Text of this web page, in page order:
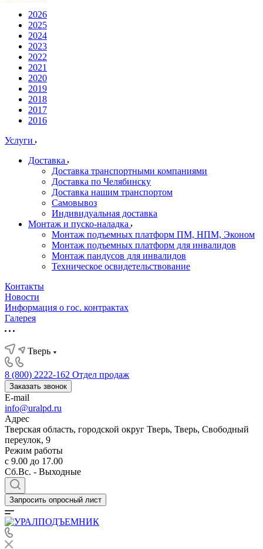
2026
2025
2024
2023
2022
2021
2020
2019
2018
2017
2016
Услуги
Доставка
Доставка транспортными компаниями
Доставка по Челябинску
Доставка нашим транспортом
Самовывоз
Индивидуальная доставка
Монтаж и пуско-наладка
Монтаж подъемных платформ ПМ, НПМ, Эконом
Монтаж подъемных платформ для инвалидов
Монтаж пандусов для инвалидов
Техническое освидетельствование
Контакты
Новости
Информация о гос. контрактах
Галерея
Тверь
8 (800) 2222-162 Отдел продаж
Заказать звонок
E-mail
info@uralpd.ru
Адрес
Тверская область, городской округ Тверь, Тверь, Свободный
переулок, 9
Режим работы
с 9.00 до 17.00
Сб.Вс. - Выходные
Запросить опросный лист